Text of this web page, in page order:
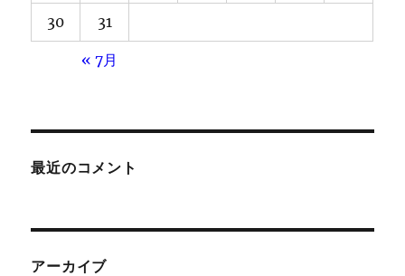
30 31
« 7月
最近のコメント
アーカイブ